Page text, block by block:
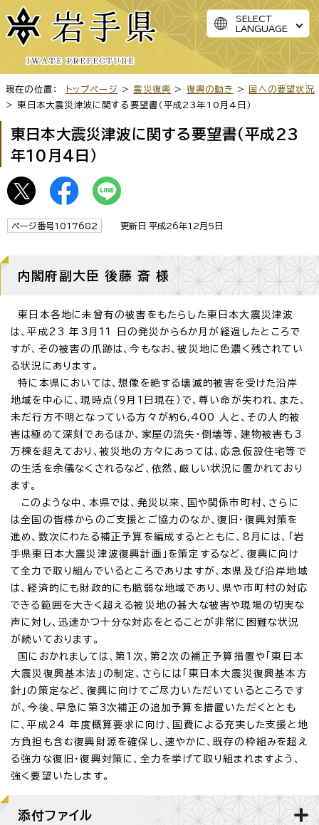
SELECT
LANGUAGE
現在の位置： トップページ > 震災復興 > 復興の動き >
国への要望状況
> 東日本大震災津波に関する要望書（平成23年10月4日）
東日本大震災津波に関する要望書（平成23
年10月4日）
ページ番号1017682 更新日 平成26年12月5日
内閣府副大臣 後藤 斎 様
東日本各地に未曾有の被害をもたらした東日本大震災津波
は、平成23 年3月11 日の発災から6か月が経過したところで
すが、その被害の爪跡は、今もなお、被災地に色濃く残されてい
る状況にあります。
特に本県においては、想像を絶する壊滅的被害を受けた沿岸
地域を中心に、現時点（9月1日現在）で、尊い命が失われ、また、
未だ行方不明となっている方々が約6,400 人と、その人的被
害は極めて深刻であるほか、家屋の流失・倒壊等、建物被害も3
万棟を超えており、被災地の方々にあっては、応急仮設住宅等で
の生活を余儀なくされるなど、依然、厳しい状況に置かれており
ます。
このような中、本県では、発災以来、国や関係市町村、さらに
は全国の皆様からのご支援とご協力のなか、復旧・復興対策を
進め、数次にわたる補正予算を編成するとともに、8月には、「岩
手県東日本大震災津波復興計画」を策定するなど、復興に向け
て全力で取り組んでいるところでありますが、本県及び沿岸地域
は、経済的にも財政的にも脆弱な地域であり、県や市町村の対応
できる範囲を大きく超える被災地の甚大な被害や現場の切実な
声に対し、迅速かつ十分な対応をとることが非常に困難な状況
が続いております。
国におかれましては、第1次、第2次の補正予算措置や「東日本
大震災復興基本法」の制定、さらには「東日本大震災復興基本方
針」の策定など、復興に向けてご尽力いただいているところです
が、今後、早急に第3次補正の追加予算を措置いただくととも
に、平成24 年度概算要求に向け、国費による充実した支援と地
方負担も含む復興財源を確保し、速やかに、既存の枠組みを超え
る強力な復旧・復興対策に、全力を挙げて取り組まれますよう、
強く要望いたします。
添付ファイル